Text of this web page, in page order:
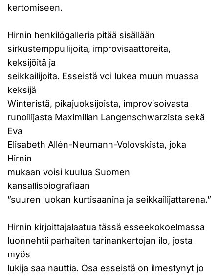
kertomiseen.
Hirnin henkilögalleria pitää sisällään
sirkustemppuilijoita, improvisaattoreita,
keksijöitä ja
seikkailijoita. Esseistä voi lukea muun muassa
keksijä
Winteristä, pikajuoksijoista, improvisoivasta
runoilijasta Maximilian Langenschwarzista sekä
Eva
Elisabeth Allén-Neumann-Volovskista, joka
Hirnin
mukaan voisi kuulua Suomen
kansallisbiografiaan
”suuren luokan kurtisaanina ja seikkailijattarena.”
Hirnin kirjoittajalaatua tässä esseekokoelmassa
luonnehtii parhaiten tarinankertojan ilo, josta
myös
lukija saa nauttia. Osa esseistä on ilmestynyt jo